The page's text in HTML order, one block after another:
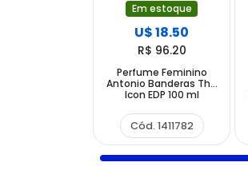
Em estoque
U$ 18.50
R$ 96.20
Perfume Feminino
Antonio Banderas The
Icon EDP 100 ml
Cód. 1411782